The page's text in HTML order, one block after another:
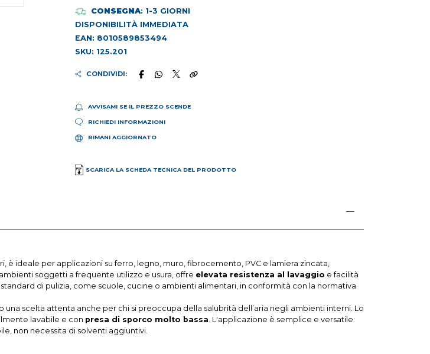
CONSEGNA: 1-3 GIORNI
DISPONIBILITÀ IMMEDIATA
EAN: 8010589853494
SKU: 125.201
CONDIVIDI:
AVVISAMI SE IL PREZZO SCENDE
RICHIEDI INFORMAZIONI
RIMANI AGGIORNATO
SCARICA LA SCHEDA TECNICA DEL PRODOTTO
ideale per applicazioni su ferro, legno, muro, fibrocemento, PVC e lamiera zincata,
soggetti a frequente utilizzo e usura, offre elevata resistenza al lavaggio e facilità
di pulizia, come scuole, cucine o ambienti alimentari, in conformità con la normativa
scelta attenta anche per chi si preoccupa della salubrità dell’aria negli ambienti interni. Lo
lavabile e con presa di sporco molto bassa . L'applicazione è semplice e versatile:
non necessita di solventi aggiuntivi.